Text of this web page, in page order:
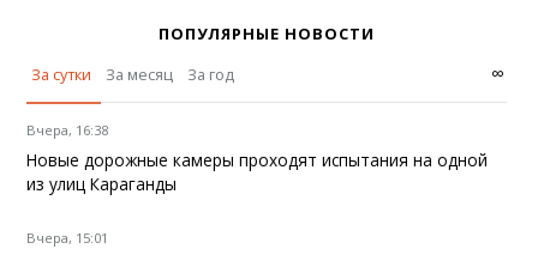
ПОПУЛЯРНЫЕ НОВОСТИ
За сутки
За месяц За год ∞
Вчера, 16:38
Новые дорожные камеры проходят испытания на одной
из улиц Караганды
Вчера, 15:01